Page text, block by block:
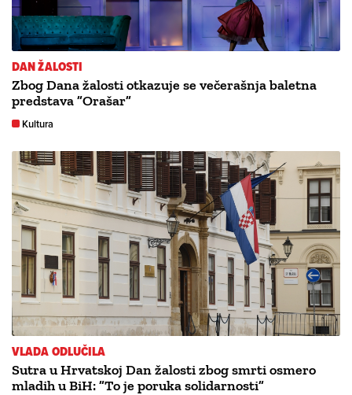
DAN ŽALOSTI
Zbog Dana žalosti otkazuje se večerašnja baletna
predstava ”Orašar”
Kultura
VLADA ODLUČILA
Sutra u Hrvatskoj Dan žalosti zbog smrti osmero
mladih u BiH: ”To je poruka solidarnosti”